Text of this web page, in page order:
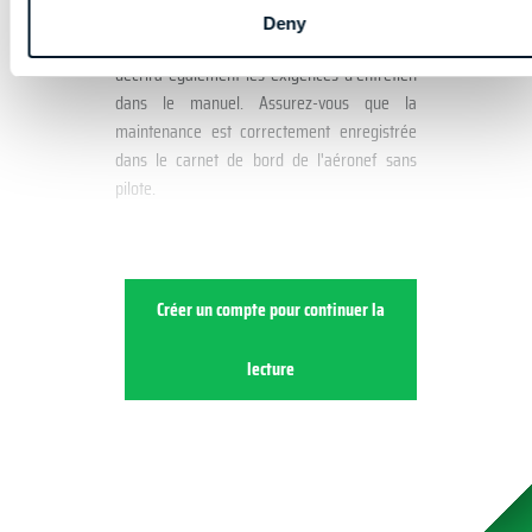
Deny
exemple, peut déséquilibrer l'aéronef sans
décrira également les exigences d'entretien
dans le manuel. Assurez-vous que la
maintenance est correctement enregistrée
dans le carnet de bord de l'aéronef sans
pilote.
Créer un compte pour continuer la
lecture